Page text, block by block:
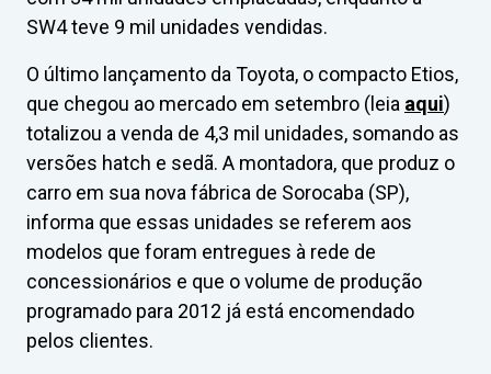
SW4 teve 9 mil unidades vendidas.
O último lançamento da Toyota, o compacto Etios,
que chegou ao mercado em setembro (leia aqui)
totalizou a venda de 4,3 mil unidades, somando as
versões hatch e sedã. A montadora, que produz o
carro em sua nova fábrica de Sorocaba (SP),
informa que essas unidades se referem aos
modelos que foram entregues à rede de
concessionários e que o volume de produção
programado para 2012 já está encomendado
pelos clientes.